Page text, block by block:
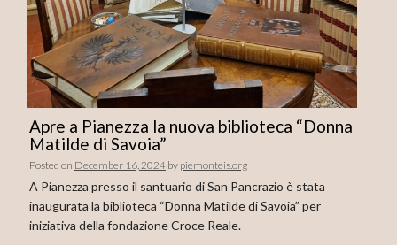
Apre a Pianezza la nuova biblioteca “Donna
Matilde di Savoia”
Posted on December 16, 2024 by piemonteis.org
A Pianezza presso il santuario di San Pancrazio è stata
inaugurata la biblioteca “Donna Matilde di Savoia” per
iniziativa della fondazione Croce Reale.